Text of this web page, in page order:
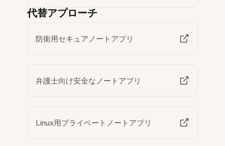
代替アプローチ
防衛用セキュアノートアプリ
弁護士向け安全なノートアプリ
Linux用プライベートノートアプリ